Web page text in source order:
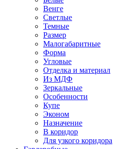
Венге
Светлые
Темные
Размер
Малогабаритные
Форма
Угловые
Отделка и материал
Из МДФ
Зеркальные
Особенности
Купе
Эконом
Назначение
В коридор
Для узкого коридора